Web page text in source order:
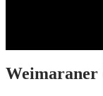
Weimaraner